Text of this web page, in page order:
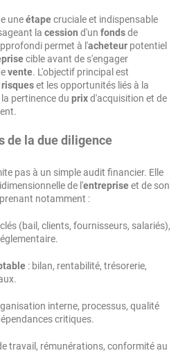
uneétapecruciale et indispensable
la cession d'un fondsde
permet à l'acheteur potentiel
cible avant de s'engager
vente. L'objectif principal est
risqueset les opportunités liés à la
pertinence du prixd'acquisition et de
de la due diligence
pas à un simple audit financier. Elle
de l'entrepriseet de son
notamment :
(bail, clients, fournisseurs, salariés),
: bilan, rentabilité, trésorerie,
interne, processus, qualité
critiques.
travail, rémunérations, conformité au